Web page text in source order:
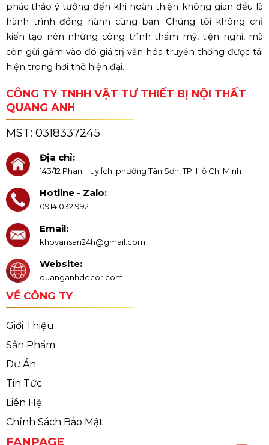
phác thảo ý tưởng đến khi hoàn thiện không gian đều là
hành trình đồng hành cùng bạn. Chúng tôi không chỉ
kiến tạo nên những công trình thẩm mỹ, tiện nghi, mà
còn gửi gắm vào đó giá trị văn hóa truyền thống được tái
hiện trong hơi thở hiện đại.
CÔNG TY TNHH VẬT TƯ THIẾT BỊ NỘI THẤT
QUANG ANH
MST: 0318337245
Địa chỉ:
143/12 Phan Huy Ích, phường Tân Sơn, TP. Hồ Chí Minh
Hotline - Zalo:
0914 032 992
Email:
khovansan24h@gmail.com
Website:
quanganhdecor.com
VỀ CÔNG TY
Giới Thiệu
Sản Phẩm
Dự Án
Tin Tức
Liên Hệ
Chính Sách Bảo Mật
FANPAGE